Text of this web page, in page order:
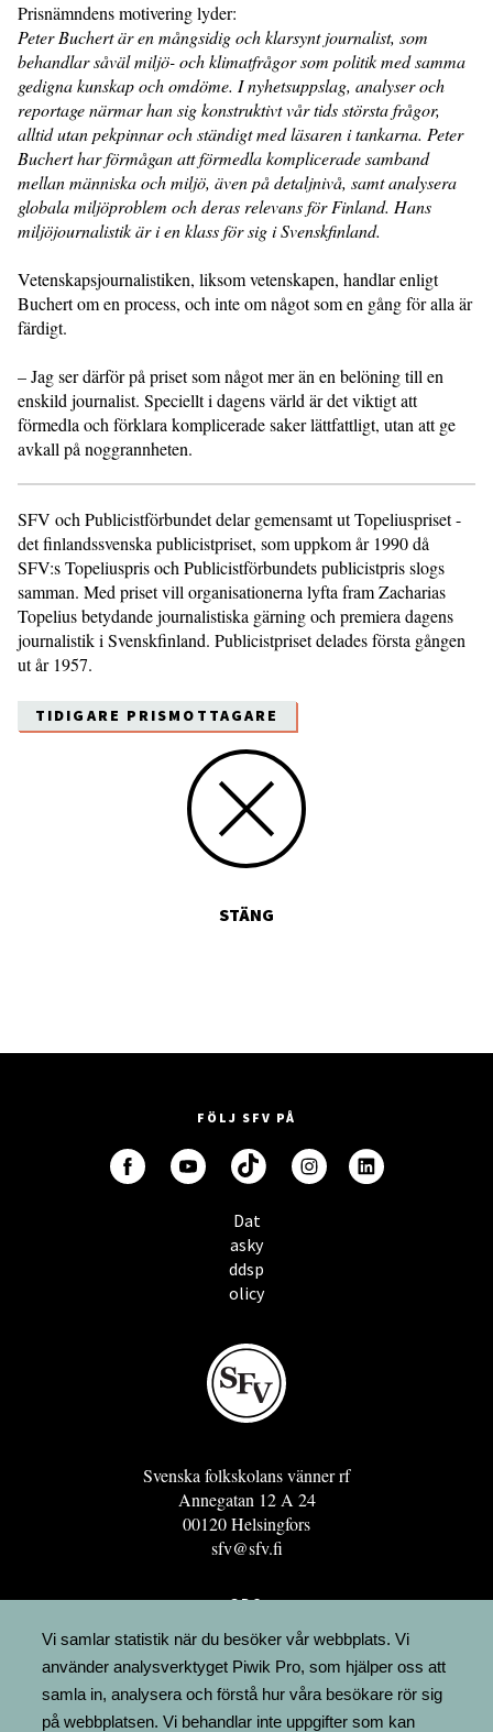
Prisnämndens motivering lyder:
Peter Buchert är en mångsidig och klarsynt journalist, som
behandlar såväl miljö- och klimatfrågor som politik med samma
gedigna kunskap och omdöme. I nyhetsuppslag, analyser och
reportage närmar han sig konstruktivt vår tids största frågor,
alltid utan pekpinnar och ständigt med läsaren i tankarna. Peter
Buchert har förmågan att förmedla komplicerade samband
mellan människa och miljö, även på detaljnivå, samt analysera
globala miljöproblem och deras relevans för Finland. Hans
miljöjournalistik är i en klass för sig i Svenskfinland.
Vetenskapsjournalistiken, liksom vetenskapen, handlar enligt
Buchert om en process, och inte om något som en gång för alla är
färdigt.
– Jag ser därför på priset som något mer än en belöning till en
enskild journalist. Speciellt i dagens värld är det viktigt att
förmedla och förklara komplicerade saker lättfattligt, utan att ge
avkall på noggrannheten.
SFV och Publicistförbundet delar gemensamt ut Topeliuspriset -
det finlandssvenska publicistpriset, som uppkom år 1990 då
SFV:s Topeliuspris och Publicistförbundets publicistpris slogs
samman. Med priset vill organisationerna lyfta fram Zacharias
Topelius betydande journalistiska gärning och premiera dagens
journalistik i Svenskfinland. Publicistpriset delades första gången
ut år 1957.
TIDIGARE PRISMOTTAGARE
STÄNG
FÖLJ SFV PÅ
Dat
asky
ddsp
olicy
Svenska folkskolans vänner rf
Annegatan 12 A 24
00120 Helsingfors
sfv@sfv.fi
GRO
FÖRENINGSRESURSEN
MINNESRUNOR.FI
UPPSLAGSVERKET FINLAND
Vi samlar statistik när du besöker vår webbplats. Vi
använder analysverktyget Piwik Pro, som hjälper oss att
samla in, analysera och förstå hur våra besökare rör sig
på webbplatsen. Vi behandlar inte uppgifter som kan